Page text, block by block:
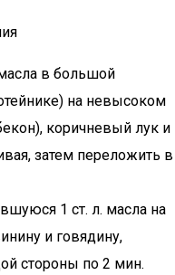
в большой
на невысоком
коричневый лук и
затем переложить в
1 ст. л. масла на
и говядину,
стороны по 2 мин.